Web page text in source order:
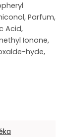
Parfum,
Acid,
Ionone,
hyde,